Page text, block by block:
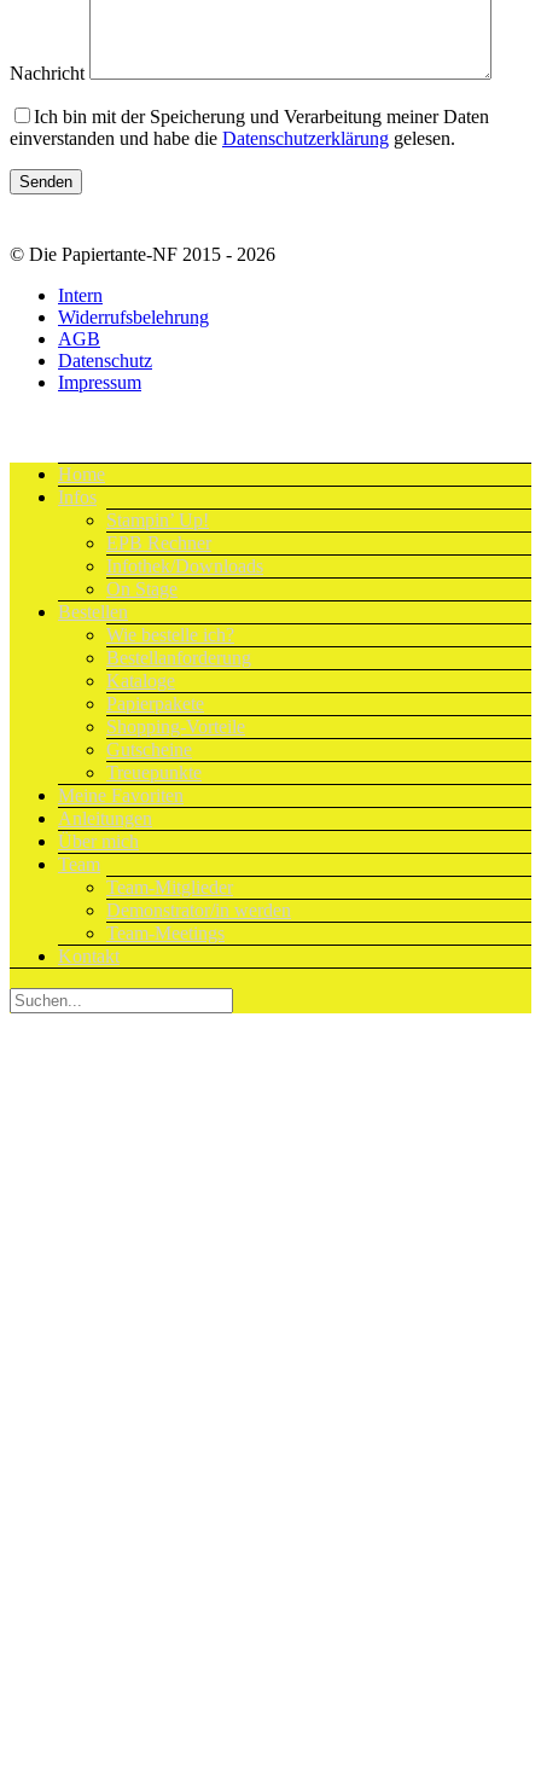
Nachricht
Ich bin mit der Speicherung und Verarbeitung meiner Daten
einverstanden und habe die Datenschutzerklärung gelesen.
© Die Papiertante-NF 2015 - 2026
Intern
Widerrufsbelehrung
AGB
Datenschutz
Impressum
Home
Infos
Stampin’ Up!
EPB Rechner
Infothek/Downloads
On Stage
Bestellen
Wie bestelle ich?
Bestellanforderung
Kataloge
Papierpakete
Shopping-Vorteile
Gutscheine
Treuepunkte
Meine Favoriten
Anleitungen
Über mich
Team
Team-Mitglieder
Demonstrator/in werden
Team-Meetings
Kontakt